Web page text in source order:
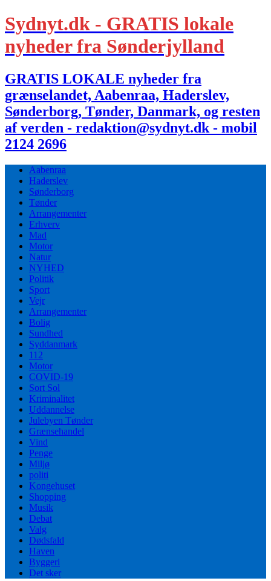
Sydnyt.dk - GRATIS lokale
nyheder fra Sønderjylland
GRATIS LOKALE nyheder fra
grænselandet, Aabenraa, Haderslev,
Sønderborg, Tønder, Danmark, og resten
af verden - redaktion@sydnyt.dk - mobil
2124 2696
Aabenraa
Haderslev
Sønderborg
Tønder
Arrangementer
Erhverv
Mad
Motor
Natur
NYHED
Politik
Sport
Vejr
Arrangementer
Bolig
Sundhed
Syddanmark
112
Motor
COVID-19
Sort Sol
Kriminalitet
Uddannelse
Julebyen Tønder
Grænsehandel
Vind
Penge
Miljø
politi
Kongehuset
Shopping
Musik
Debat
Valg
Dødsfald
Haven
Byggeri
Det sker